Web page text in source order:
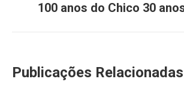
Próximo
100 anos do Chico 30
Publicações Relacionadas